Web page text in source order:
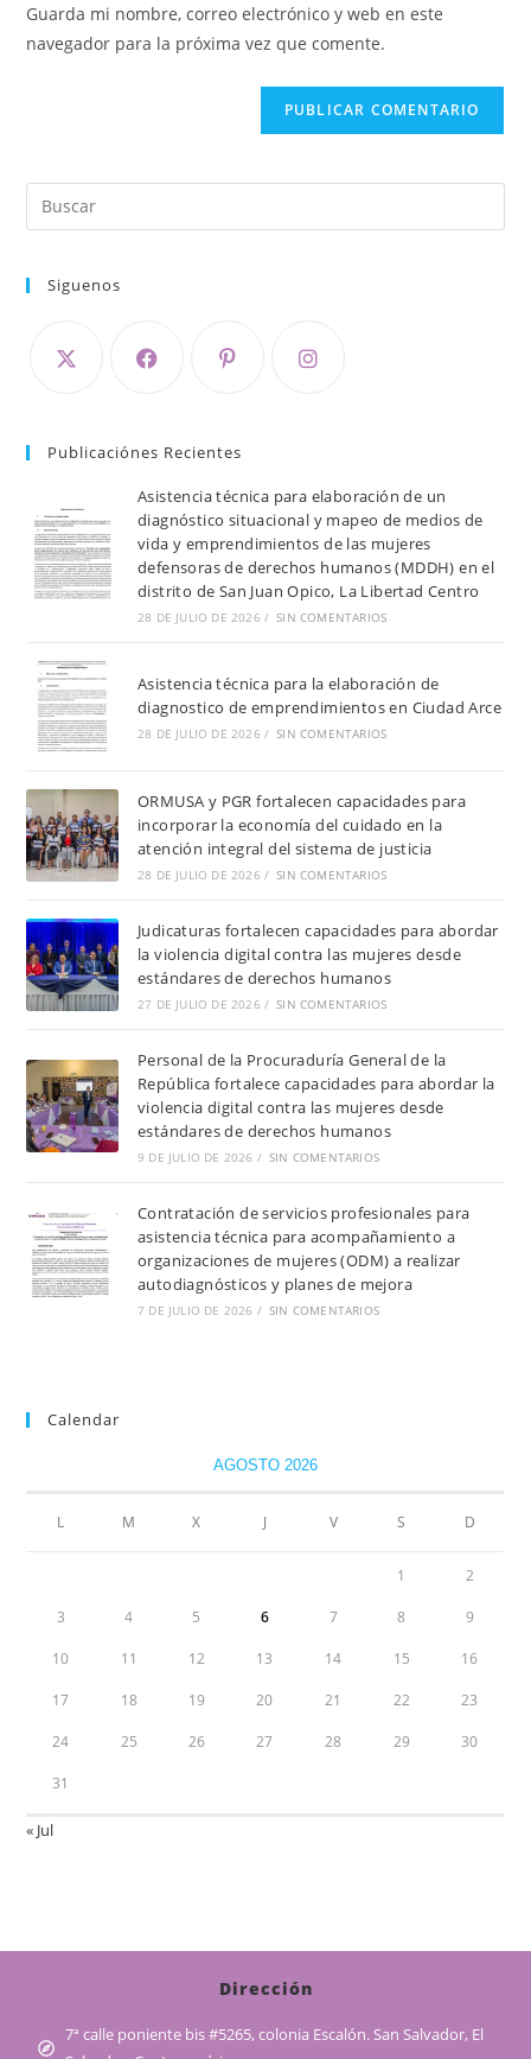
Guarda mi nombre, correo electrónico y web en este
navegador para la próxima vez que comente.
Siguenos
Publicaciónes Recientes
Asistencia técnica para elaboración de un
diagnóstico situacional y mapeo de medios de
vida y emprendimientos de las mujeres
defensoras de derechos humanos (MDDH) en el
distrito de San Juan Opico, La Libertad Centro
28 DE JULIO DE 2026 / SIN COMENTARIOS
Asistencia técnica para la elaboración de
diagnostico de emprendimientos en Ciudad Arce
28 DE JULIO DE 2026 / SIN COMENTARIOS
ORMUSA y PGR fortalecen capacidades para
incorporar la economía del cuidado en la
atención integral del sistema de justicia
28 DE JULIO DE 2026 / SIN COMENTARIOS
Judicaturas fortalecen capacidades para abordar
la violencia digital contra las mujeres desde
estándares de derechos humanos
27 DE JULIO DE 2026 / SIN COMENTARIOS
Personal de la Procuraduría General de la
República fortalece capacidades para abordar la
violencia digital contra las mujeres desde
estándares de derechos humanos
9 DE JULIO DE 2026 / SIN COMENTARIOS
Contratación de servicios profesionales para
asistencia técnica para acompañamiento a
organizaciones de mujeres (ODM) a realizar
autodiagnósticos y planes de mejora
7 DE JULIO DE 2026 / SIN COMENTARIOS
Calendar
AGOSTO 2026
L M X J V S D
1 2
3 4 5 6 7 8 9
10 11 12 13 14 15 16
17 18 19 20 21 22 23
24 25 26 27 28 29 30
31
« Jul
Dirección
7ª calle poniente bis #5265, colonia Escalón. San Salvador, El